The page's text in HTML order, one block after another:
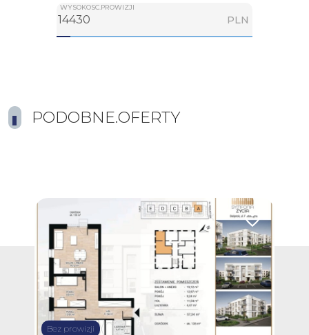
WYSOKOSC.PROWIZJI
PLN
PODOBNE.OFERTY
Dodaj do ulubionych
Bez prowizji
Dodaj do